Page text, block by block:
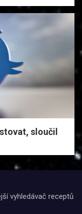
sloučil
vyhledávač receptů